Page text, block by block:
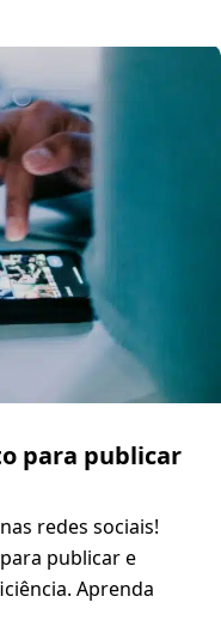
para publicar
redes sociais!
publicar e
Aprenda